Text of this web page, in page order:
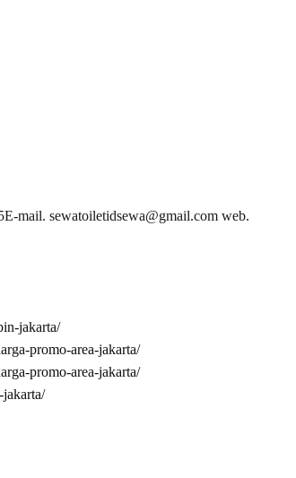
sewatoiletidsewa@gmail.com web.
jakarta/
promo-area-jakarta/
promo-area-jakarta/